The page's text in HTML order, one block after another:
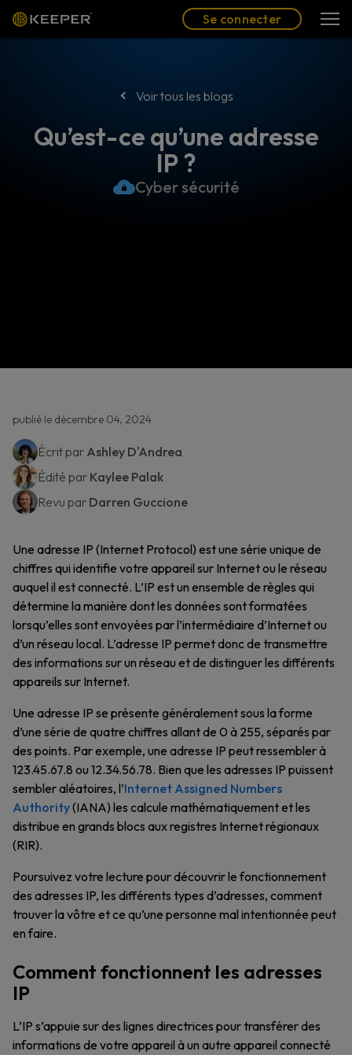
(FR)
Se connecter
Voir tous les blogs
Qu’est-ce qu’une adresse
IP ?
Cyber sécurité
publié le décembre 04, 2024
Écrit par Ashley D'Andrea
Édité par Kaylee Palak
Revu par Darren Guccione
Une adresse IP (Internet Protocol) est une série unique de
chiffres qui identifie votre appareil sur Internet ou le réseau
auquel il est connecté. L’IP est un ensemble de règles qui
détermine la manière dont les données sont formatées
lorsqu’elles sont envoyées par l’intermédiaire d’Internet ou
d’un réseau local. L’adresse IP permet donc de transmettre
des informations sur un réseau et de distinguer les différents
appareils sur Internet.
Une adresse IP se présente généralement sous la forme
d’une série de quatre chiffres allant de 0 à 255, séparés par
des points. Par exemple, une adresse IP peut ressembler à
123.45.67.8 ou 12.34.56.78. Bien que les adresses IP puissent
sembler aléatoires, l’Internet Assigned Numbers
Authority(IANA) les calcule mathématiquement et les
distribue en grands blocs aux registres Internet régionaux
(RIR).
Poursuivez votre lecture pour découvrir le fonctionnement
des adresses IP, les différents types d’adresses, comment
trouver la vôtre et ce qu’une personne mal intentionnée peut
en faire.
Comment fonctionnent les adresses
IP
L’IP s’appuie sur des lignes directrices pour transférer des
informations de votre appareil à un autre appareil connecté